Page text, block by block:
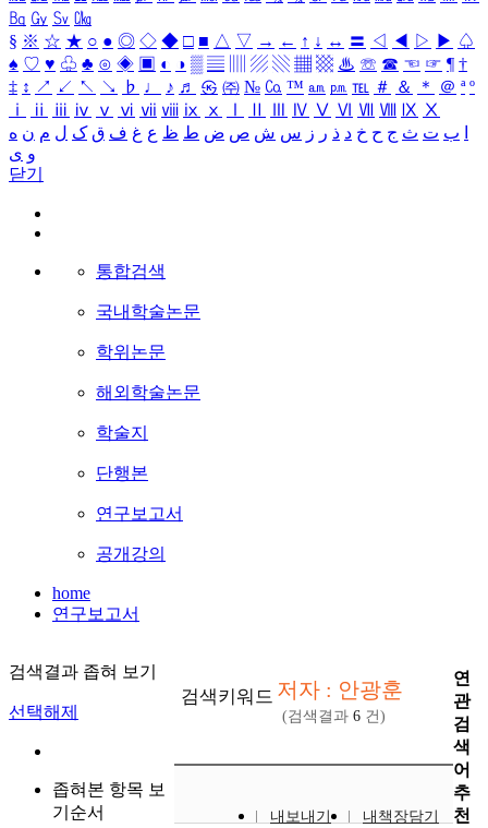
㏃ ㏉ ㏜ ㏆
§ ※ ☆ ★ ○ ● ◎ ◇ ◆ □ ■ △ ▽ → ← ↑ ↓ ↔ 〓 ◁ ◀ ▷ ▶ ♤
♠ ♡ ♥ ♧ ♣ ⊙ ◈ ▣ ◐ ◑ ▒ ▤ ▨ ▧ ▦ ▩ ♨ ☏ ☎ ☜ ☞ ¶ †
‡ ↕ ↗ ↙ ↖ ↘ ♭ ♩ ♪ ♬ ㉿ ㈜ № ㏇ ™ ㏂ ㏘ ℡ ＃ ＆ ＊ ＠ ª º
ⅰ
ⅱ ⅲ ⅳ ⅴ ⅵ ⅶ ⅷ ⅸ ⅹ Ⅳ Ⅴ Ⅵ Ⅶ Ⅷ Ⅸ Ⅹ
ب ت ث ج ح خ د ذ ر ز س ش ص ض ط ظ ع غ ف ق ک ل م ن ه
و ی
닫기
통합검색
국내학술논문
학위논문
해외학술논문
학술지
단행본
연구보고서
공개강의
home
연구보고서
검색결과 좁혀 보기
선택해제
좁혀본 항목 보
기순서
검색키워드 저자 : 안광훈
(검색결과 6 건)
내보내기
내책장담기
연
관
검
색
어
추
천